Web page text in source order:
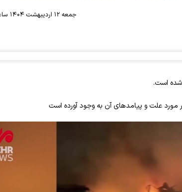
جمعه ۱۲ اردیبهشت ۱۴۰۴
شده است.
مورد علت و پیامدهای آن به وجود آورده است